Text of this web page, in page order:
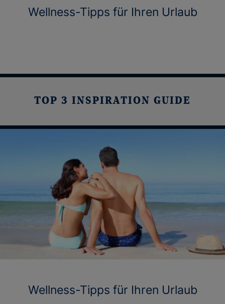
Wellness-Tipps für Ihren Urlaub
TOP 3 INSPIRATION GUIDE
Wellness-Tipps für Ihren Urlaub